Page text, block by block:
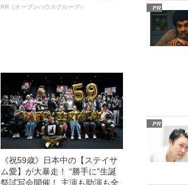
納品3年待ち」のヒット商品を生
PR（オープンハウスグループ）
《祝59歳》日本中の【ステイサ
ム愛】が大暴走！ “勝手に”生誕
祭試写会開催！ 主演も助演も全
PR
PR